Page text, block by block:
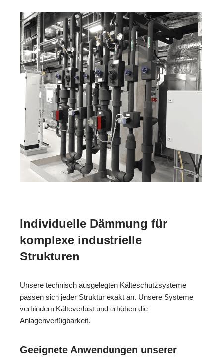
Individuelle Dämmung für
komplexe industrielle
Strukturen
Unsere technisch ausgelegten Kälteschutzsysteme
passen sich jeder Struktur exakt an. Unsere Systeme
verhindern Kälteverlust und erhöhen die
Anlagenverfügbarkeit.
Geeignete Anwendungen unserer